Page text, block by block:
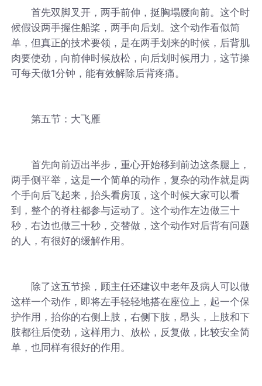
首先双脚叉开，两手前伸，挺胸塌腰向前。这个时
候假设两手握住船桨，两手向后划。这个动作看似简
单，但真正的技术要领，是在两手划来的时候，后背肌
肉要使劲，向前伸时候放松，向后划时候用力，这节操
可每天做1分钟，能有效解除后背疼痛。
第五节：大飞雁
首先向前迈出半步，重心开始移到前边这条腿上，
两手侧平举，这是一个简单的动作，复杂的动作就是两
个手向后飞起来，抬头看房顶，这个时候大家可以看
到，整个的脊柱都参与运动了。这个动作左边做三十
秒，右边也做三十秒，交替做，这个动作对后背有问题
的人，有很好的缓解作用。
除了这五节操，顾主任还建议中老年及病人可以做
这样一个动作，即将左手轻轻地搭在座位上，起一个保
护作用，抬你的右侧上肢，右侧下肢，昂头，上肢和下
肢都往后使劲，这样用力、放松，反复做，比较安全简
单，也同样有很好的作用。